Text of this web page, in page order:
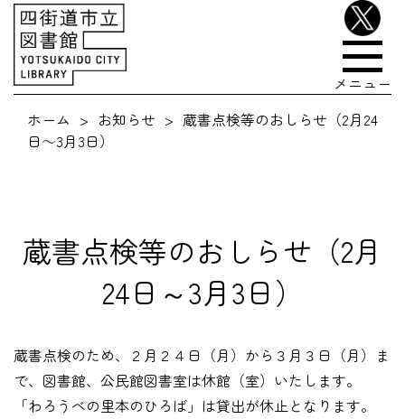
メニュー
ホーム
お知らせ
蔵書点検等のおしらせ（2月24
日～3月3日）
蔵書点検等のおしらせ（2月
24日～3月3日）
蔵書点検のため、２月２４日（月）から３月３日（月）ま
で、図書館、公民館図書室は休館（室）いたします。
「わろうべの里本のひろば」は貸出が休止となります。